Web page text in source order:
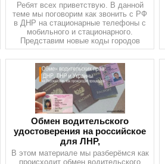
Ребят всех приветствую. В данной
теме мы поговорим как звонить с РФ
в ДНР на стационарные телефоны с
мобильного и стационарного.
Представим новые коды городов
Обмен водительского
удостоверения на российское
для ЛНР,
В этом материале мы разберёмся как
происходит обмен водительского